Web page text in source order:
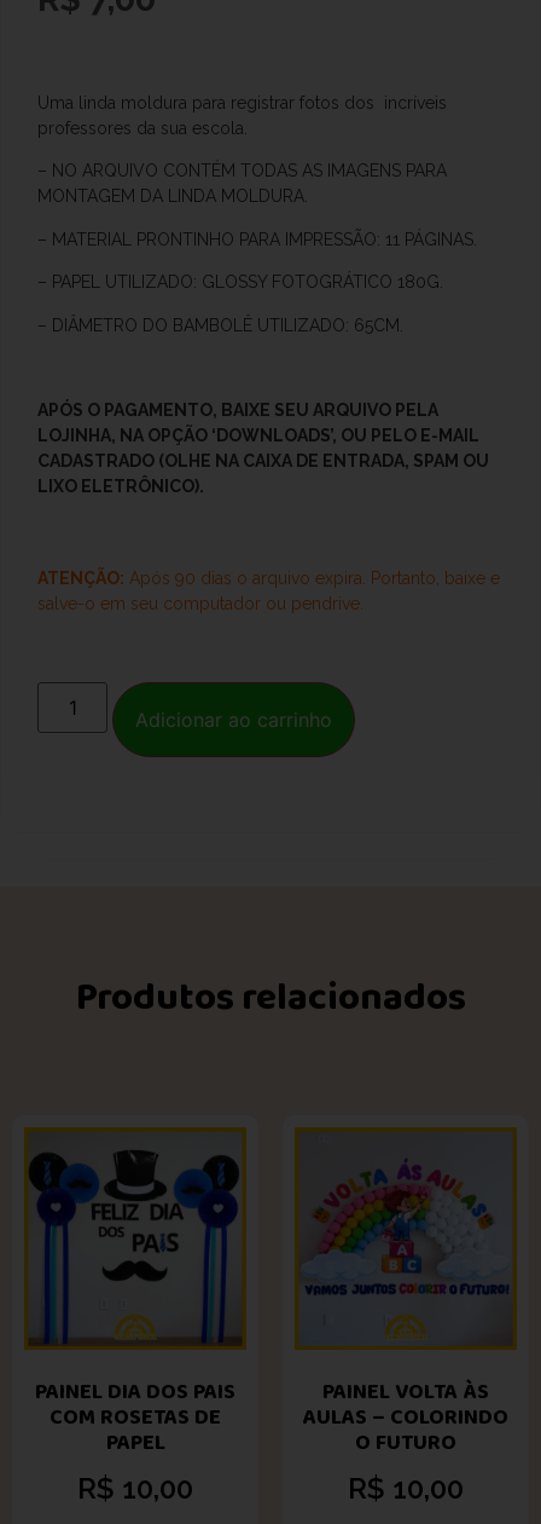
Uma linda moldura para registrar fotos dos incríveis
professores da sua escola.
– NO ARQUIVO CONTÉM TODAS AS IMAGENS PARA
MONTAGEM DA LINDA MOLDURA.
– MATERIAL PRONTINHO PARA IMPRESSÃO: 11 PÁGINAS.
– PAPEL UTILIZADO: GLOSSY FOTOGRÁTICO 180G.
– DIÂMETRO DO BAMBOLÊ UTILIZADO: 65CM.
APÓS O PAGAMENTO, BAIXE SEU ARQUIVO PELA
LOJINHA, NA OPÇÃO ‘DOWNLOADS’, OU PELO E-MAIL
CADASTRADO (OLHE NA CAIXA DE ENTRADA, SPAM OU
LIXO ELETRÔNICO).
ATENÇÃO: Após 90 dias o arquivo expira. Portanto, baixe e
salve-o em seu computador ou pendrive.
Adicionar ao carrinho
Produtos relacionados
PAINEL DIA DOS PAIS
COM ROSETAS DE
PAPEL
R$ 10,00
PAINEL VOLTA ÀS
AULAS – COLORINDO
O FUTURO
R$ 10,00